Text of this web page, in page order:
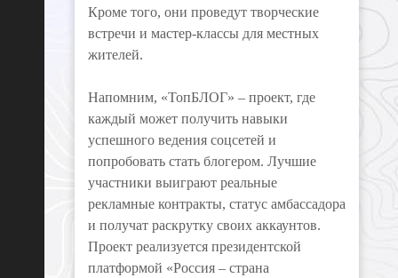
Кроме того, они проведут творческие
встречи и мастер-классы для местных
жителей.
Напомним, «ТопБЛОГ» – проект, где
каждый может получить навыки
успешного ведения соцсетей и
попробовать стать блогером. Лучшие
участники выиграют реальные
рекламные контракты, статус амбассадора
и получат раскрутку своих аккаунтов.
Проект реализуется президентской
платформой «Россия – страна